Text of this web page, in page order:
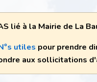
lié à la Mairie de La
utiles pour prendre
aux sollicitations